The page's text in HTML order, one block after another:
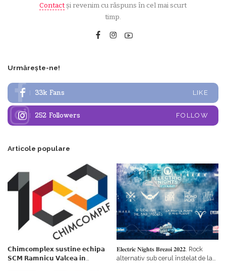
Contactși revenim cu răspuns în cel mai scurt
timp.
Urmărește-ne!
33k Fans LIKE
252 Followers FOLLOW
Articole populare
𝗖𝗵𝗶𝗺𝗰𝗼𝗺𝗽𝗹𝗲𝘅 𝘀𝘂𝘀𝘁𝗶𝗻𝗲 𝗲𝗰𝗵𝗶𝗽𝗮
𝗦𝗖𝗠 𝗥𝗮𝗺𝗻𝗶𝗰𝘂 𝗩𝗮𝗹𝗰𝗲𝗮 𝗶𝗻
𝐄𝐥𝐞𝐜𝐭𝐫𝐢𝐜 𝐍𝐢𝐠𝐡𝐭𝐬 𝐁𝐫𝐞𝐳𝐨𝐢 𝟐𝟎𝟐𝟐. Rock
alternativ sub cerul înstelat de la